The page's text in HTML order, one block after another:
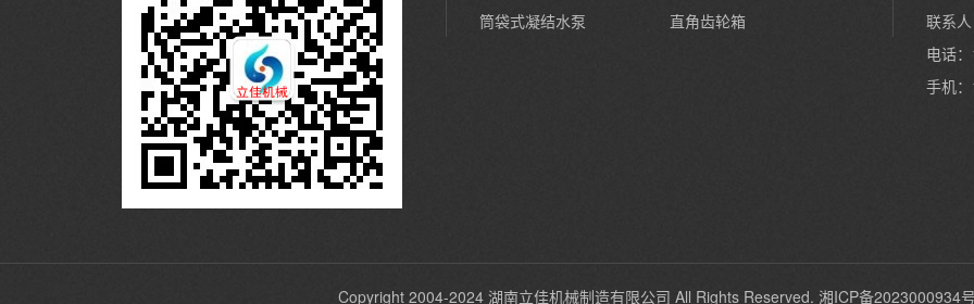
筒袋式凝结水泵
直角齿轮箱
联系
电话
手机
Copyright 2004-2024 湖南立佳机械制造有限公司 All Rights Reserved. 湘ICP备2023000934